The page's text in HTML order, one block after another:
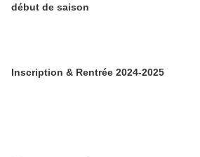
début de saison
Inscription & Rentrée 2024-2025